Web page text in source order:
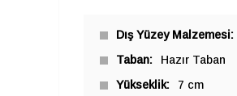
Dış Yüzey Malzemesi
Taban
Hazır Taban
Yükseklik
7 cm